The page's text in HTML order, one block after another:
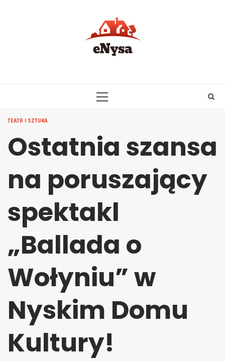
PRIMARY
TEATR I SZTUKA
Ostatnia szansa
na poruszający
spektakl
„Ballada o
Wołyniu” w
Nyskim Domu
Kultury!